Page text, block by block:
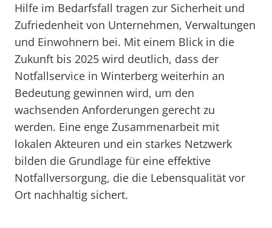
Hilfe im Bedarfsfall tragen zur Sicherheit und
Zufriedenheit von Unternehmen, Verwaltungen
und Einwohnern bei. Mit einem Blick in die
Zukunft bis 2025 wird deutlich, dass der
Notfallservice in Winterberg weiterhin an
Bedeutung gewinnen wird, um den
wachsenden Anforderungen gerecht zu
werden. Eine enge Zusammenarbeit mit
lokalen Akteuren und ein starkes Netzwerk
bilden die Grundlage für eine effektive
Notfallversorgung, die die Lebensqualität vor
Ort nachhaltig sichert.